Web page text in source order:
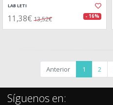
LAB LETI
11,38€ 13,52€ - 16%
Anterior 1 2
Síguenos en: